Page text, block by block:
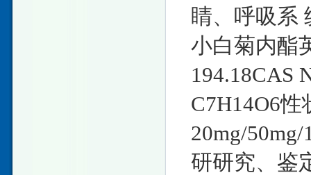
睛、呼吸系
小白菊内酯
194.18CAS
C7H14O6
20mg/
研研究、鉴